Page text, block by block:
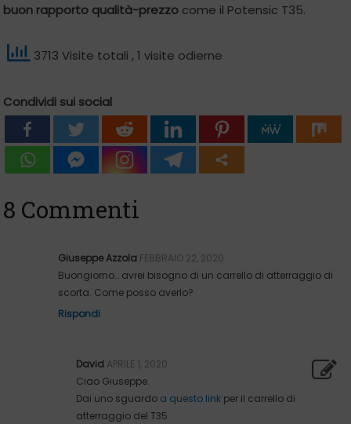
buon rapporto qualità-prezzo come il Potensic T35.
3713 Visite totali , 1 visite odierne
Condividi sui social
8 Commenti
Giuseppe Azzola FEBBRAIO 22, 2020
Buongiorno… avrei bisogno di un carrello di atterraggio di
scorta. Come posso averlo?
Rispondi
David APRILE 1, 2020
Ciao Giuseppe.
Dai uno sguardo a questo link per il carrello di
atterraggio del T35